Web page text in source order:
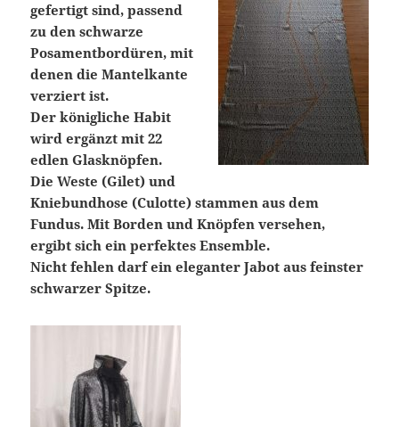
gefertigt sind, passend
zu den schwarze
Posamentbordüren, mit
denen die Mantelkante
verziert ist.
Der königliche Habit
wird ergänzt mit 22
edlen Glasknöpfen.
Die Weste (Gilet) und
Kniebundhose (Culotte) stammen aus dem
Fundus. Mit Borden und Knöpfen versehen,
ergibt sich ein perfektes Ensemble.
Nicht fehlen darf ein eleganter Jabot aus feinster
schwarzer Spitze.